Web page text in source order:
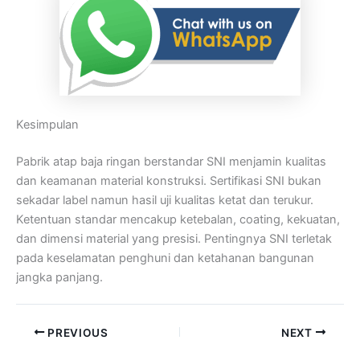
Kesimpulan
Pabrik atap baja ringan berstandar SNI menjamin kualitas
dan keamanan material konstruksi. Sertifikasi SNI bukan
sekadar label namun hasil uji kualitas ketat dan terukur.
Ketentuan standar mencakup ketebalan, coating, kekuatan,
dan dimensi material yang presisi. Pentingnya SNI terletak
pada keselamatan penghuni dan ketahanan bangunan
jangka panjang.
PREVIOUS NEXT